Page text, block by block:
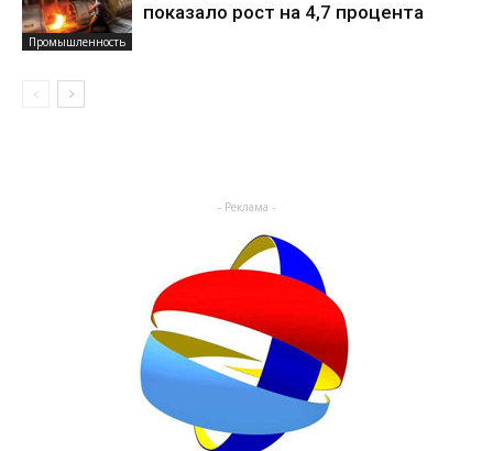
Промышленность
показало рост на 4,7 процента
- Реклама -